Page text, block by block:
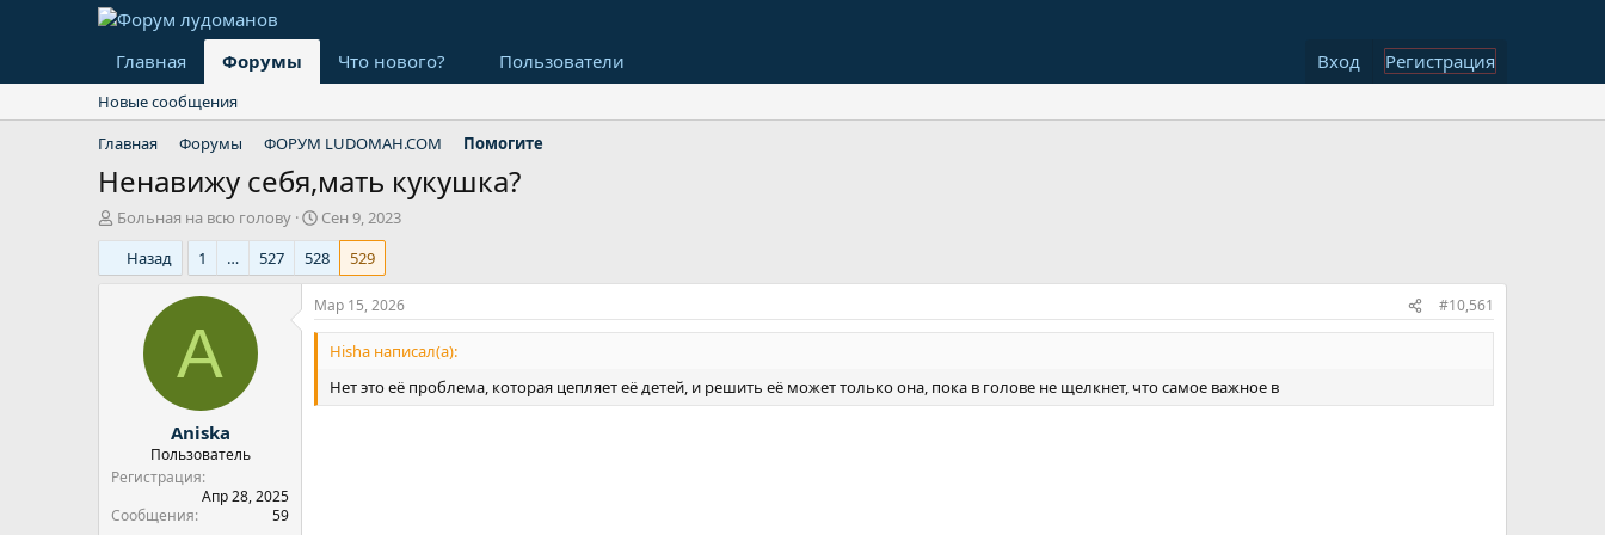
Главная Форумы Что нового? Пользователи Вход Регистрация
Новые сообщения
Главная
Форумы ФОРУМ LUDOMAH.COM Помогите
Ненавижу себя,мать кукушка?
А
в
о
Больная на всю голову
Д
а
т
а
н
а
а
Сен 9, 2023
Назад
1 … 527 528 529
A
Aniska
Пользователь
Регистрация
Апр 28, 2025
Сообщения
59
Мар 15, 2026 #10,561
Hisha написал(а):
Нет это её проблема, которая цепляет её детей, и решить её может только она, пока в голове не щелкнет, что самое важное в